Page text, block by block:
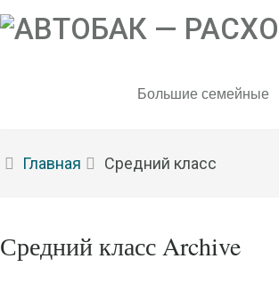
Большие семейные
Главная Средний класс
Средний класс Archive